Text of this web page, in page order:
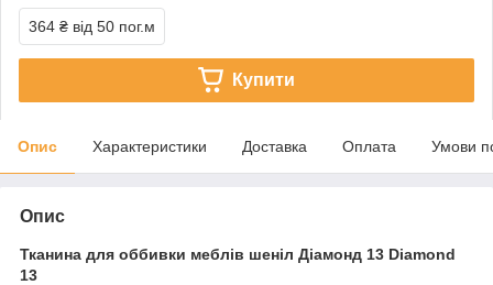
364 ₴ від 50 пог.м
Купити
Опис Характеристики Доставка Оплата Умови
Опис
Тканина для оббивки меблів шеніл Діамонд 13 Diamond
13